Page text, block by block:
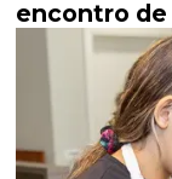
encontro